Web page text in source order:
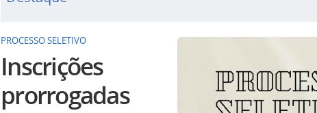
PROCESSO SELETIVO
Inscrições
prorrogadas